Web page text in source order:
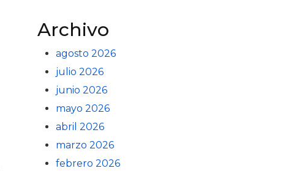
Archivo
agosto 2026
julio 2026
junio 2026
mayo 2026
abril 2026
marzo 2026
febrero 2026